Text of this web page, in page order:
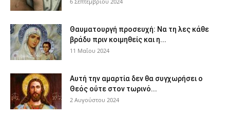
Θαυματουργή προσευχή: Να τη λες κάθε
βράδυ πριν κοιμηθείς και η...
11 Μαΐου 2024
Αυτή την αμαρτία δεν θα συγχωρήσει ο
Θεός ούτε στον τωρινό...
2 Αυγούστου 2024